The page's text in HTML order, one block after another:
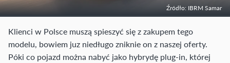
Źródło: IBRM Samar
Klienci w Polsce muszą spieszyć się z zakupem tego
modelu, bowiem juz niedługo zniknie on z naszej oferty.
Póki co pojazd można nabyć jako hybrydę plug-in, której